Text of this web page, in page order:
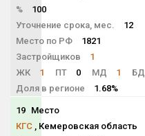
%
100
Уточнение срока, мес.
12
Место по РФ
1821
Застройщиков
1
ЖК
1 ПТ 0 МД 1 БД
Доля в регионе
1.68%
19 Место
КГС , Кемеровская область